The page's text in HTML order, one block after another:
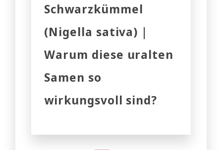
Schwarzkümmel
(Nigella sativa) |
Warum diese uralten
Samen so
wirkungsvoll sind?